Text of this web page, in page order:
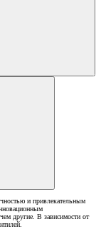
и привлекательным
другие. В зависимости от